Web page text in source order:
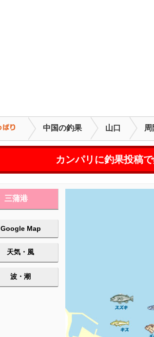
中国の釣果 山口
カンパリに釣果投稿
三蒲港
Google Map
天気・風
波・潮